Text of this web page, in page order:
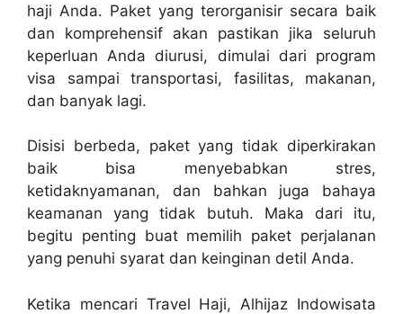
haji Anda. Paket yang terorganisir secara baik
dan komprehensif akan pastikan jika seluruh
keperluan Anda diurusi, dimulai dari program
visa sampai transportasi, fasilitas, makanan,
dan banyak lagi.
Disisi berbeda, paket yang tidak diperkirakan
baik bisa menyebabkan stres,
ketidaknyamanan, dan bahkan juga bahaya
keamanan yang tidak butuh. Maka dari itu,
begitu penting buat memilih paket perjalanan
yang penuhi syarat dan keinginan detil Anda.
Ketika mencari Travel Haji, Alhijaz Indowisata